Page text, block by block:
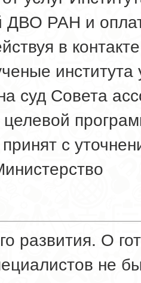
ДВО РАН и
в
суд Совета
с
развития. О
не